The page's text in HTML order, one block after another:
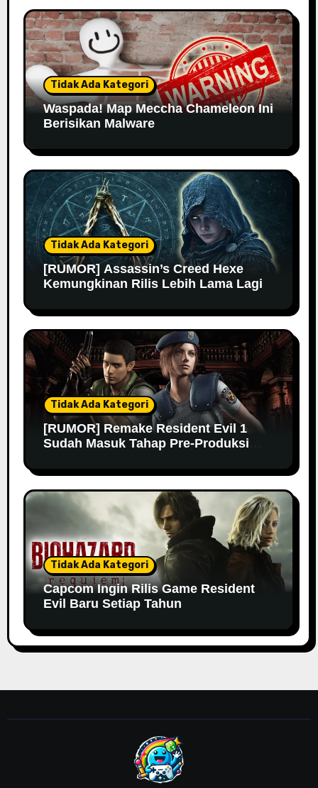
Tidak Ada Kategori
Waspada! Map Meccha Chameleon Ini
Berisikan Malware
Tidak Ada Kategori
[RUMOR] Assassin’s Creed Hexe
Kemungkinan Rilis Lebih Lama Lagi
Tidak Ada Kategori
[RUMOR] Remake Resident Evil 1
Sudah Masuk Tahap Pre-Produksi
Tidak Ada Kategori
Capcom Ingin Rilis Game Resident
Evil Baru Setiap Tahun